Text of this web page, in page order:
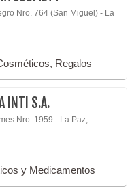
Nro. 764 (San Miguel) - La
Regalos
INTI S.A.
Nro. 1959 - La Paz,
y Medicamentos